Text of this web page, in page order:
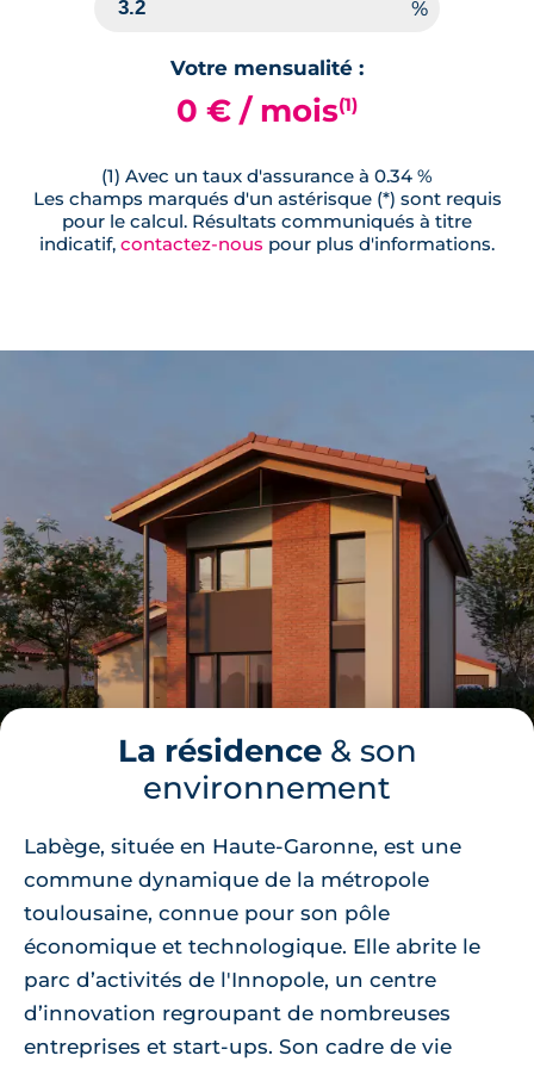
Votre mensualité :
0 € / mois(1)
(1) Avec un taux d'assurance à 0.34 %
Les champs marqués d'un astérisque (*) sont requis
pour le calcul. Résultats communiqués à titre
indicatif, contactez-nous pour plus d'informations.
La résidence& son
environnement
Labège, située en Haute-Garonne, est une
commune dynamique de la métropole
toulousaine, connue pour son pôle
économique et technologique. Elle abrite le
parc d’activités de l'Innopole, un centre
d’innovation regroupant de nombreuses
entreprises et start-ups. Son cadre de vie